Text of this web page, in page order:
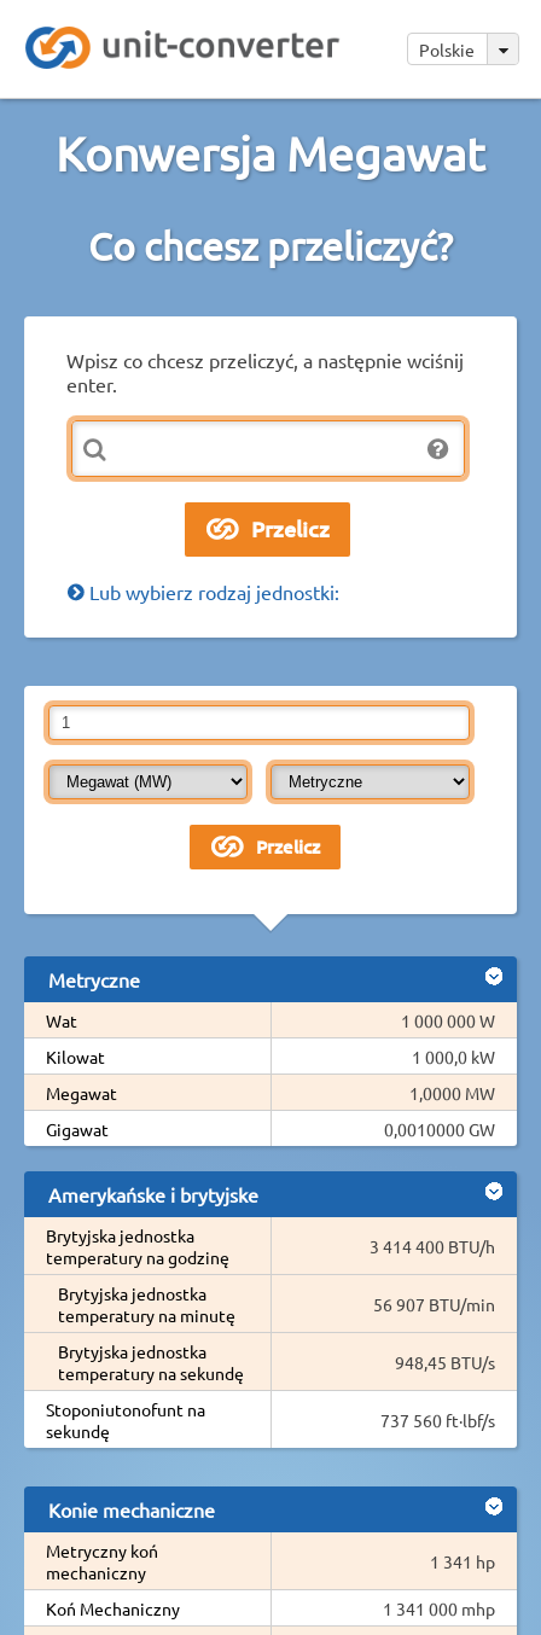
Polskie
Konwersja Megawat
Co chcesz przeliczyć?
Wpisz co chcesz przeliczyć, a następnie wciśnij
enter.
Lub wybierz rodzaj jednostki:
Metryczne
Wat
1 000 000 W
Kilowat
1 000,0 kW
Megawat
1,0000 MW
Gigawat
0,0010000 GW
Amerykańske i brytyjske
Brytyjska jednostka
temperatury na godzinę
3 414 400 BTU/h
Brytyjska jednostka
temperatury na minutę
56 907 BTU/min
Brytyjska jednostka
temperatury na sekundę
948,45 BTU/s
Stoponiutonofunt na
sekundę
737 560 ft·lbf/s
Konie mechaniczne
Metryczny koń
mechaniczny
1 341 hp
Koń Mechaniczny
1 341 000 mhp